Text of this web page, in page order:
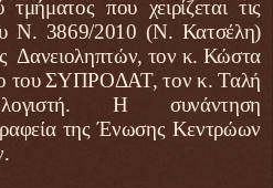
που χειρίζεται τις
Ν. 3869/2010 (Ν. Κατσέλη)
Δανειοληπτών, τον κ. Κώστα
του ΣΥΠΡΟΔΑΤ, τον κ. Ταλή
Η συνάντηση
της Ένωσης Κεντρώων